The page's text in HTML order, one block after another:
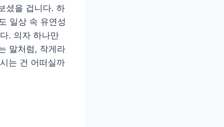
셨을 겁니다. 하
일상 속 유연성
. 의자 하나만
말처럼, 작게라
는 건 어떠실까